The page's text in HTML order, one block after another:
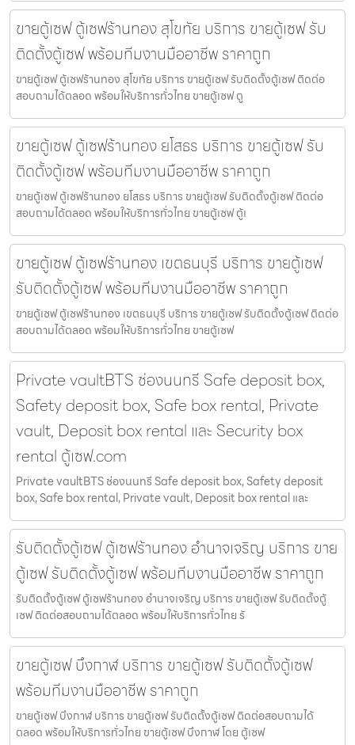
ขายตู้เซฟ ตู้เซฟร้านทอง สุโขทัย บริการ ขายตู้เซฟ รับ
ติดตั้งตู้เซฟ พร้อมทีมงานมืออาชีพ ราคาถูก
ขายตู้เซฟ ตู้เซฟร้านทอง สุโขทัย บริการ ขายตู้เซฟ รับติดตั้งตู้เซฟ ติดต่อ
สอบถามได้ตลอด พร้อมให้บริการทั่วไทย ขายตู้เซฟ ตู
ขายตู้เซฟ ตู้เซฟร้านทอง ยโสธร บริการ ขายตู้เซฟ รับ
ติดตั้งตู้เซฟ พร้อมทีมงานมืออาชีพ ราคาถูก
ขายตู้เซฟ ตู้เซฟร้านทอง ยโสธร บริการ ขายตู้เซฟ รับติดตั้งตู้เซฟ ติดต่อ
สอบถามได้ตลอด พร้อมให้บริการทั่วไทย ขายตู้เซฟ ตู้เ
ขายตู้เซฟ ตู้เซฟร้านทอง เขตธนบุรี บริการ ขายตู้เซฟ
รับติดตั้งตู้เซฟ พร้อมทีมงานมืออาชีพ ราคาถูก
ขายตู้เซฟ ตู้เซฟร้านทอง เขตธนบุรี บริการ ขายตู้เซฟ รับติดตั้งตู้เซฟ ติดต่อ
สอบถามได้ตลอด พร้อมให้บริการทั่วไทย ขายตู้เซฟ
Private vaultBTS ช่องนนทรี Safe deposit box,
Safety deposit box, Safe box rental, Private
vault, Deposit box rental และ Security box
rental ตู้เซฟ.com
Private vaultBTS ช่องนนทรี Safe deposit box, Safety deposit
box, Safe box rental, Private vault, Deposit box rental และ
รับติดตั้งตู้เซฟ ตู้เซฟร้านทอง อำนาจเจริญ บริการ ขาย
ตู้เซฟ รับติดตั้งตู้เซฟ พร้อมทีมงานมืออาชีพ ราคาถูก
รับติดตั้งตู้เซฟ ตู้เซฟร้านทอง อำนาจเจริญ บริการ ขายตู้เซฟ รับติดตั้งตู้
เซฟ ติดต่อสอบถามได้ตลอด พร้อมให้บริการทั่วไทย รั
ขายตู้เซฟ บึงกาฬ บริการ ขายตู้เซฟ รับติดตั้งตู้เซฟ
พร้อมทีมงานมืออาชีพ ราคาถูก
ขายตู้เซฟ บึงกาฬ บริการ ขายตู้เซฟ รับติดตั้งตู้เซฟ ติดต่อสอบถามได้
ตลอด พร้อมให้บริการทั่วไทย ขายตู้เซฟ บึงกาฬ โดย ตู้เซฟ